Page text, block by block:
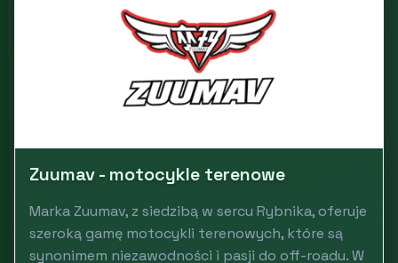
Zuumav - motocykle terenowe
Marka Zuumav, z siedzibą w sercu Rybnika, oferuje
szeroką gamę motocykli terenowych, które są
synonimem niezawodności i pasji do off-roadu. W